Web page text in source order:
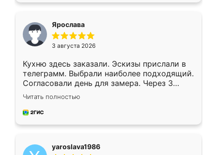
Ярослава
3 августа 2026
Кухню здесь заказали. Эскизы прислали в
телеграмм. Выбрали наиболее подходящий.
Согласовали день для замера. Через 3
недели кухня была уже готова. Остались
довольны работой. Спасибо Ренессанс
мебель за качественную работу!
Читать полностью
yaroslava1986